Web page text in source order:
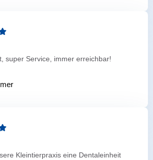
super Service, immer erreichbar!
Kleintierpraxis eine Dentaleinheit